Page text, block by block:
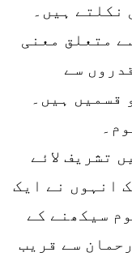
نکلتے ہیں۔
متعلق معنی
سے
قسمیں ہیں۔
تشریف لائے
انہوں نے ایک
سیکھنے کے
سے قریب